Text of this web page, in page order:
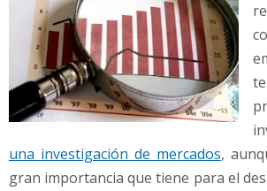
una investigación de mercados,
gran importancia que tiene para el